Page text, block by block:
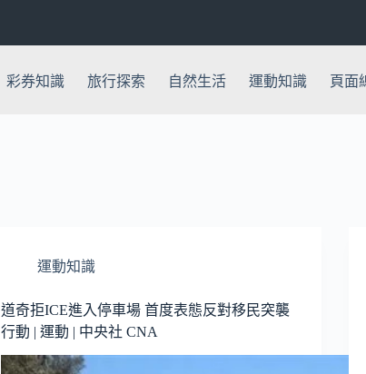
彩券知識 旅行探索 自然生活 運動知識 頁面
運動知識
道奇拒ICE進入停車場 首度表態反對移民突襲
行動 | 運動 | 中央社 CNA